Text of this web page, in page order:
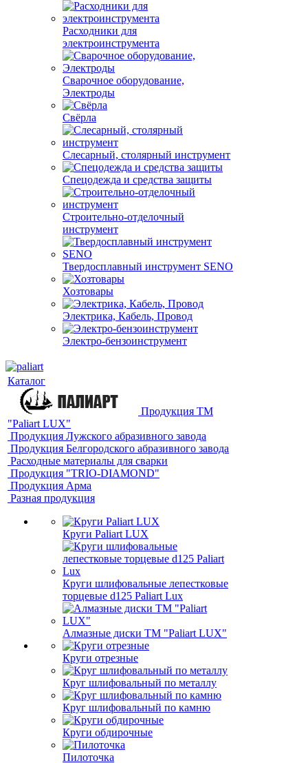
Расходники для
электроинструмента
Сварочное оборудование,
Электроды
Свёрла
Слесарный, столярный инструмент
Спецодежда и средства защиты
Строительно-отделочный
инструмент
Твердосплавный инструмент SENO
Хозтовары
Электрика, Кабель, Провод
Электро-бензоинструмент
Каталог
Продукция ТМ
"Paliart LUX"
Продукция Лужского абразивного завода
Продукция Белгородского абразивного завода
Расходные материалы для сварки
Продукция "TRIO-DIAMOND"
Продукция Арма
Разная продукция
Круги Paliart LUX
Круги шлифовальные лепестковые
торцевые d125 Paliart Lux
Алмазные диски ТМ "Paliart LUX"
Круги отрезные
Круг шлифовальный по металлу
Круг шлифовальный по камню
Круги обдирочные
Пилоточка